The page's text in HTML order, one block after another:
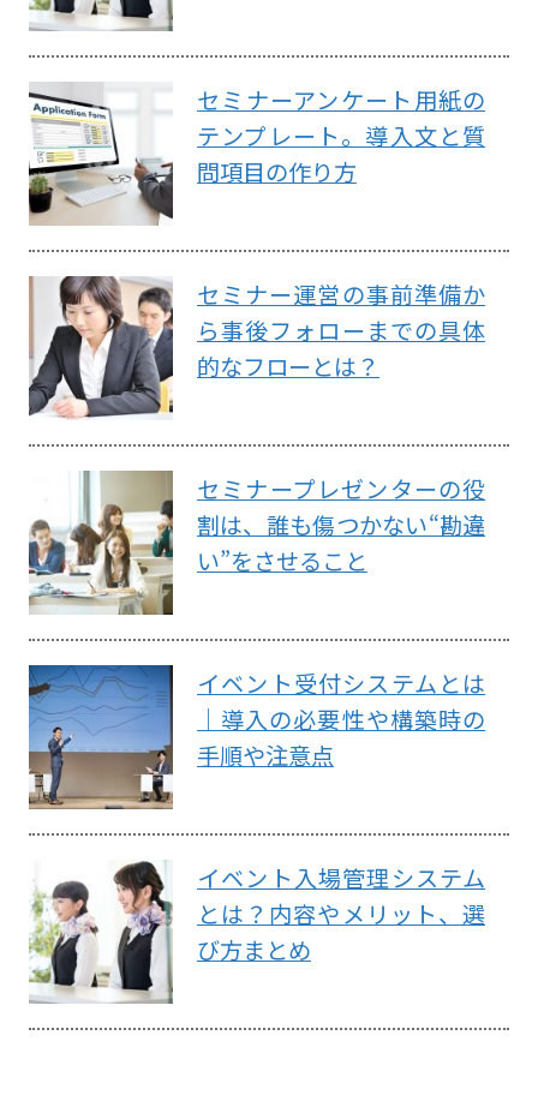
セミナーアンケート用紙の
テンプレート。導入文と質
問項目の作り方
セミナー運営の事前準備か
ら事後フォローまでの具体
的なフローとは？
セミナープレゼンターの役
割は、誰も傷つかない“勘違
い”をさせること
イベント受付システムとは
｜導入の必要性や構築時の
手順や注意点
イベント入場管理システム
とは？内容やメリット、選
び方まとめ